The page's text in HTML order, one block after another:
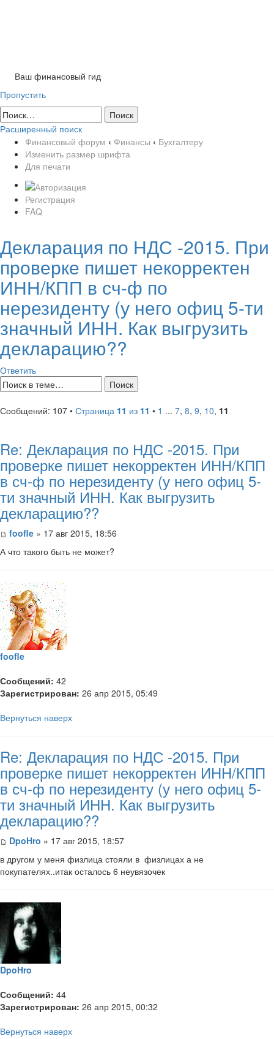
Ваш финансовый гид
Пропустить
Расширенный поиск
Финансовый форум ‹ Финансы ‹ Бухгалтеру
Изменить размер шрифта
Для печати
Регистрация
FAQ
Декларация по НДС -2015. При
проверке пишет некорректен
ИНН/КПП в сч-ф по
нерезиденту (у него офиц 5-ти
значный ИНН. Как выгрузить
декларацию??
Ответить
Сообщений: 107 • Страница 11 из 11 • 1 ... 7, 8, 9, 10, 11
Re: Декларация по НДС -2015. При
проверке пишет некорректен ИНН/КПП
в сч-ф по нерезиденту (у него офиц 5-
ти значный ИНН. Как выгрузить
декларацию??
foofle » 17 авг 2015, 18:56
А что такого быть не может?
foofle
Сообщений: 42
Зарегистрирован: 26 апр 2015, 05:49
Вернуться наверх
Re: Декларация по НДС -2015. При
проверке пишет некорректен ИНН/КПП
в сч-ф по нерезиденту (у него офиц 5-
ти значный ИНН. Как выгрузить
декларацию??
DpoHro » 17 авг 2015, 18:57
​в другом у меня физлица стояли в физлицах а не
покупателях..итак осталось 6 неувязочек
DpoHro
Сообщений: 44
Зарегистрирован: 26 апр 2015, 00:32
Вернуться наверх